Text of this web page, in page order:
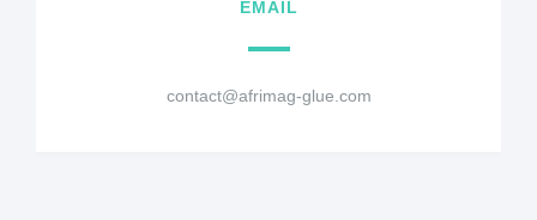
EMAIL
contact@afrimag-glue.com